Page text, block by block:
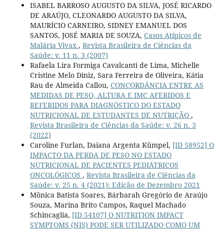
ISABEL BARROSO AUGUSTO DA SILVA, JOSÉ RICARDO
DE ARAÚJO, CLEONARDO AUGUSTO DA SILVA,
MAURÍCIO CARNEIRO, SIDNEY EMANUEL DOS
SANTOS, JOSÉ MARIA DE SOUZA, Casos Atípicos de
Malária Vivax , Revista Brasileira de Ciências da
Saúde: v. 11 n. 3 (2007)
Rafaela Lira Formiga Cavalcanti de Lima, Michelle
Cristine Melo Diniz, Sara Ferreira de Oliveira, Kátia
Rau de Almeida Callou, CONCORDÂNCIA ENTRE AS
MEDIDAS DE PESO, ALTURA E IMC AFERIDOS E
REFERIDOS PARA DIAGNÓSTICO DO ESTADO
NUTRICIONAL DE ESTUDANTES DE NUTRIÇÃO ,
Revista Brasileira de Ciências da Saúde: v. 26 n. 3
(2022)
Caroline Furlan, Daiana Argenta Kümpel, [ID 58952] O
IMPACTO DA PERDA DE PESO NO ESTADO
NUTRICIONAL DE PACIENTES PEDIÁTRICOS
ONCOLÓGICOS , Revista Brasileira de Ciências da
Saúde: v. 25 n. 4 (2021): Edição de Dezembro 2021
Mônica Batista Soares, Bárbarah Gregório de Araújo
Souza, Marina Brito Campos, Raquel Machado
Schincaglia, [ID 54107] O NUTRITION IMPACT
SYMPTOMS (NIS) PODE SER UTILIZADO COMO UM